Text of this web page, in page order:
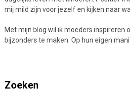
mij mild zijn voor jezelf en kijken naar
Met mijn blog wil ik moeders inspireren
bijzonders te maken. Op hun eigen
Zoeken